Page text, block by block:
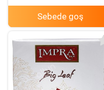
Sebede goş